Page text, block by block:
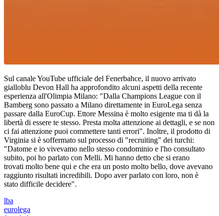
Sul canale YouTube ufficiale del Fenerbahce, il nuovo arrivato
gialloblu Devon Hall ha approfondito alcuni aspetti della recente
esperienza all'Olimpia Milano: "Dalla Champions League con il
Bamberg sono passato a Milano direttamente in EuroLega senza
passare dalla EuroCup. Ettore Messina è molto esigente ma ti dà la
libertà di essere te stesso. Presta molta attenzione ai dettagli, e se non
ci fai attenzione puoi commettere tanti errori". Inoltre, il prodotto di
Virginia si è soffermato sul processo di "recruiting" dei turchi:
"Datome e io vivevamo nello stesso condominio e l'ho consultato
subito, poi ho parlato con Melli. Mi hanno detto che si erano
trovati molto bene qui e che era un posto molto bello, dove avevano
raggiunto risultati incredibili. Dopo aver parlato con loro, non è
stato difficile decidere".
lba
eurolega